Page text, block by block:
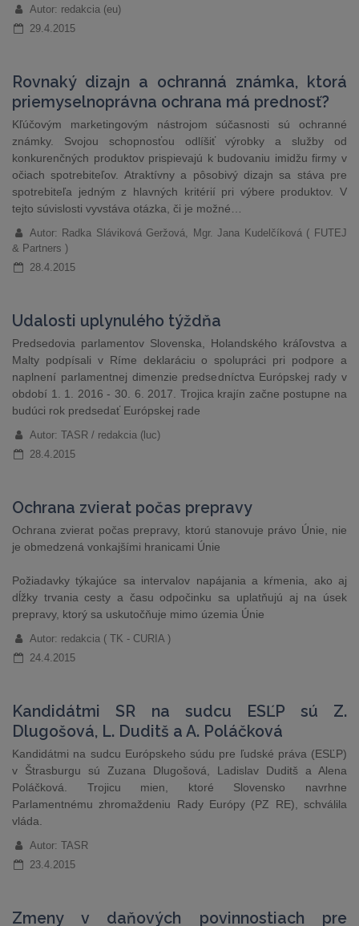
Autor: redakcia (eu)
29.4.2015
Rovnaký dizajn a ochranná známka, ktorá
priemyselnoprávna ochrana má prednosť?
Kľúčovým marketingovým nástrojom súčasnosti sú ochranné
známky. Svojou schopnosťou odlíšiť výrobky a služby od
konkurenčných produktov prispievajú k budovaniu imidžu firmy v
očiach spotrebiteľov. Atraktívny a pôsobivý dizajn sa stáva pre
spotrebiteľa jedným z hlavných kritérií pri výbere produktov. V
tejto súvislosti vyvstáva otázka, či je možné…
Autor: Radka Sláviková Geržová, Mgr. Jana Kudelčíková ( FUTEJ
& Partners )
28.4.2015
Udalosti uplynulého týždňa
Predsedovia parlamentov Slovenska, Holandského kráľovstva a
Malty podpísali v Ríme deklaráciu o spolupráci pri podpore a
naplnení parlamentnej dimenzie predsedníctva Európskej rady v
období 1. 1. 2016 - 30. 6. 2017. Trojica krajín začne postupne na
budúci rok predsedať Európskej rade
Autor: TASR / redakcia (luc)
28.4.2015
Ochrana zvierat počas prepravy
Ochrana zvierat počas prepravy, ktorú stanovuje právo Únie, nie
je obmedzená vonkajšími hranicami Únie
Požiadavky týkajúce sa intervalov napájania a kŕmenia, ako aj
dĺžky trvania cesty a času odpočinku sa uplatňujú aj na úsek
prepravy, ktorý sa uskutočňuje mimo územia Únie
Autor: redakcia ( TK - CURIA )
24.4.2015
Kandidátmi SR na sudcu ESĽP sú Z.
Dlugošová, L. Duditš a A. Poláčková
Kandidátmi na sudcu Európskeho súdu pre ľudské práva (ESĽP)
v Štrasburgu sú Zuzana Dlugošová, Ladislav Duditš a Alena
Poláčková. Trojicu mien, ktoré Slovensko navrhne
Parlamentnému zhromaždeniu Rady Európy (PZ RE), schválila
vláda.
Autor: TASR
23.4.2015
Zmeny v daňových povinnostiach pre